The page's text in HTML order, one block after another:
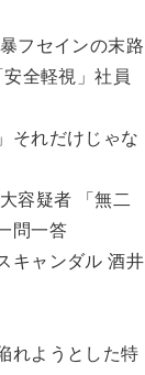
フセインの末路
全軽視」社員
それだけじゃな
容疑者 「無二
問一答
キャンダル 酒井
れようとした特